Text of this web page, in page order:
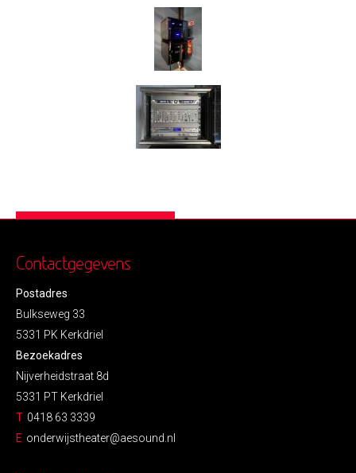
Contactgegevens
Postadres
Bulkseweg 33
5331 PK Kerkdriel
Bezoekadres
Nijverheidstraat 8d
5331 PT Kerkdriel
T 0418 63 3339
E onderwijstheater@aesound.nl